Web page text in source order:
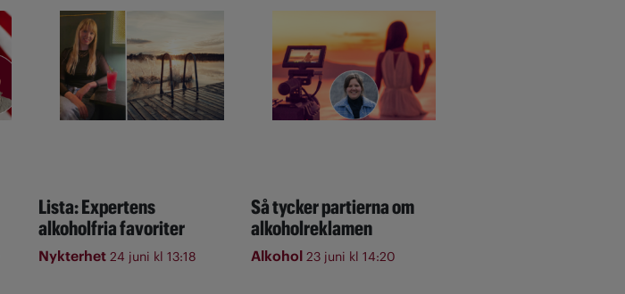
Lista: Expertens
alkoholfria favoriter
Nykterhet 24 juni kl 13:18
Så tycker partierna om
alkoholreklamen
Alkohol 23 juni kl 14:20